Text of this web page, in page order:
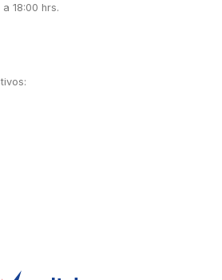
18:00 hrs.